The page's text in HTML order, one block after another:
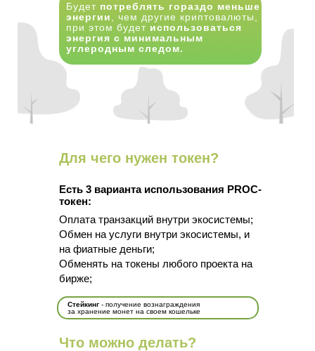
Будет потреблять гораздо меньше
энергии
, чем другие криптовалюты,
при этом будет использоваться
энергия с минимальным
углеродным следом.
Для чего нужен токен?
Что можно делать?
Есть 3 варианта использования PROC-
токен:
Оплата транзакций внутри экосистемы;
Обмен на услуги внутри экосистемы, и
на фиатные деньги;
Обменять на токены любого проекта на
бирже;
Стейкинг - получение вознаграждения
за хранение монет на своем кошельке